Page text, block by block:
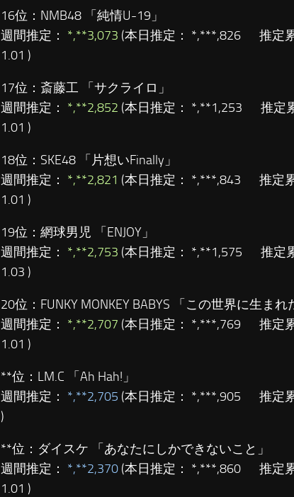
16位： NMB48 「純情U-19」
週間推定： *,**3,073 (本日推定： *,***,826 推定
1.01 )
17位： 斎藤工 「サクライロ」
週間推定： *,**2,852 (本日推定： *,**1,253 推定
1.01 )
18位： SKE48 「片想いFinally」
週間推定： *,**2,821 (本日推定： *,***,843 推定
1.01 )
19位： 網球男児 「ENJOY」
週間推定： *,**2,753 (本日推定： *,**1,575 推定
1.03 )
20位： FUNKY MONKEY BABYS 「この世界に生まれ
週間推定： *,**2,707 (本日推定： *,***,769 推定
1.01 )
**位： LM.C 「Ah Hah!」
週間推定： *,**2,705 (本日推定： *,***,905 推定
)
**位： ダイスケ 「あなたにしかできないこと」
週間推定： *,**2,370 (本日推定： *,***,860 推定
1.01 )